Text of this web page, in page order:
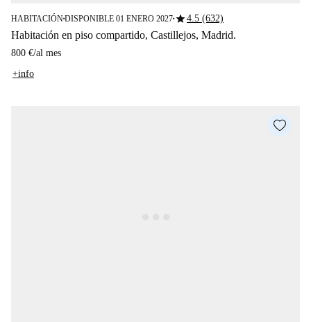
HABITACIÓN■DISPONIBLE 01 ENERO 2027■star4.5 (632)
Habitación en piso compartido, Castillejos, Madrid.
800 €/al mes
+info